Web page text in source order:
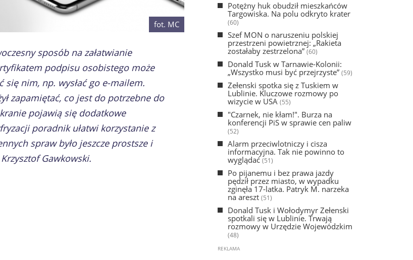
fot. MC
sposób na załatwianie
podpisu osobistego może
nim, np. wysłać go e-mailem.
zapamiętać, co jest do potrzebne do
pojawią się dodatkowe
poradnik ułatwi korzystanie z
spraw było jeszcze prostsze i
Gawkowski.
Potężny huk obudził mieszkańców
Targowiska. Na polu odkryto krater
(60)
Szef MON o naruszeniu polskiej
przestrzeni powietrznej: „Rakieta
zostałaby zestrzelona” (60)
Donald Tusk w Tarnawie-Kolonii:
„Wszystko musi być przejrzyste” (59)
Zełenski spotka się z Tuskiem w
Lublinie. Kluczowe rozmowy po
wizycie w USA (55)
"Czarnek, nie kłam!". Burza na
konferencji PiS w sprawie cen paliw
(52)
Alarm przeciwlotniczy i cisza
informacyjna. Tak nie powinno to
wyglądać(51)
Po pijanemu i bez prawa jazdy
pędził przez miasto, w wypadku
zginęła 17-latka. Patryk M. narzeka
na areszt (51)
Donald Tusk i Wołodymyr Zełenski
spotkali się w Lublinie. Trwają
rozmowy w Urzędzie Wojewódzkim
(48)